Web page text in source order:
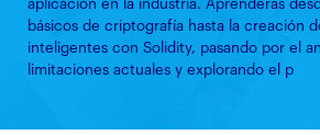
aplicación en la industria. Aprenderás
básicos de criptografía hasta la creación
inteligentes con Solidity, pasando por el
limitaciones actuales y explorando el p